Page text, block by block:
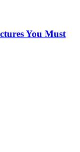
You Must